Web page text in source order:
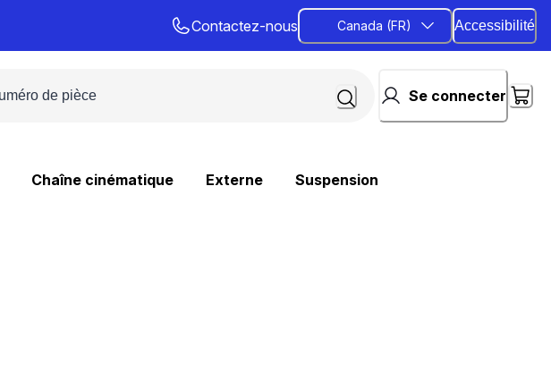
Contactez-nous Canada (FR) Accessibilité
Se connecter
Chaîne cinématique Externe Suspension